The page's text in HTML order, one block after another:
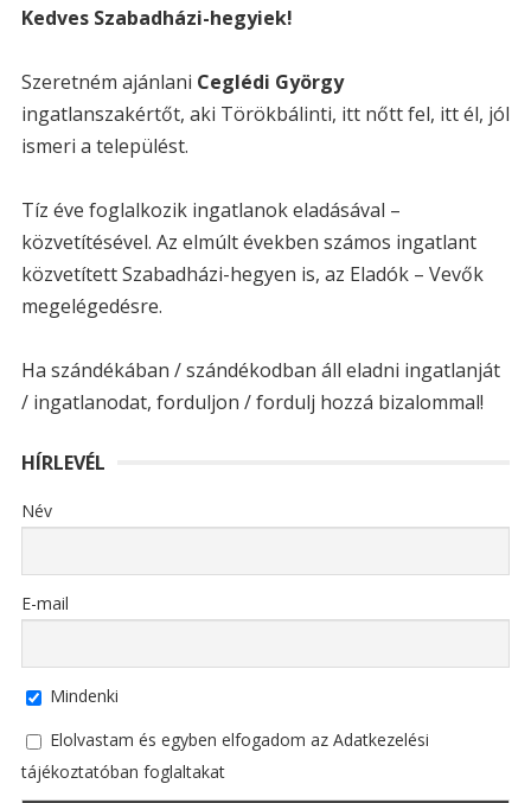
Kedves Szabadházi-hegyiek!
Szeretném ajánlani Ceglédi György
ingatlanszakértőt, aki Törökbálinti, itt nőtt fel, itt él, jól
ismeri a települést.
Tíz éve foglalkozik ingatlanok eladásával –
közvetítésével. Az elmúlt években számos ingatlant
közvetített Szabadházi-hegyen is, az Eladók – Vevők
megelégedésre.
Ha szándékában / szándékodban áll eladni ingatlanját
/ ingatlanodat, forduljon / fordulj hozzá bizalommal!
HÍRLEVÉL
Név
E-mail
Mindenki
Elolvastam és egyben elfogadom az Adatkezelési
tájékoztatóban foglaltakat